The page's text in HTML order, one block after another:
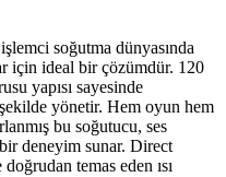
soğutma dünyasında
için ideal bir çözümdür. 120
yapısı sayesinde
yönetir. Hem oyun hem
bu soğutucu, ses
deneyim sunar. Direct
temas eden ısı